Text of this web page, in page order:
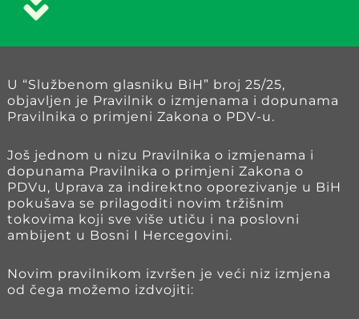
U “Službenom glasniku BiH” broj 25/25,
objavljen je Pravilnik o izmjenama i dopunama
Pravilnika o primjeni Zakona o PDV-u.
Još jednom u nizu Pravilnika o izmjenama i
dopunama Pravilnika o primjeni Zakona o
PDVu, Uprava za indirektno oporezivanje u BiH
pokušava se prilagoditi novim tržišnim
tokovima koji sve više utiču i na poslovni
ambijent u Bosni I Hercegovini.
Novim pravilnikom izvršen je veći niz izmjena
od čega možemo izdvojiti: